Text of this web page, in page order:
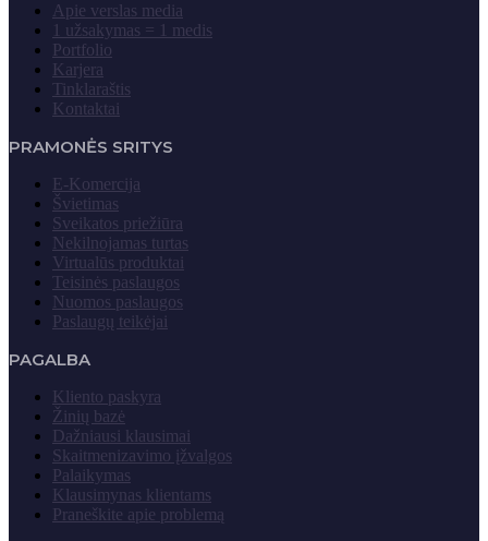
Apie verslas media
1 užsakymas = 1 medis
Portfolio
Karjera
Tinklaraštis
Kontaktai
PRAMONĖS SRITYS
E-Komercija
Švietimas
Sveikatos priežiūra
Nekilnojamas turtas
Virtualūs produktai
Teisinės paslaugos
Nuomos paslaugos
Paslaugų teikėjai
PAGALBA
Kliento paskyra
Žinių bazė
Dažniausi klausimai
Skaitmenizavimo įžvalgos
Palaikymas
Klausimynas klientams
Praneškite apie problemą